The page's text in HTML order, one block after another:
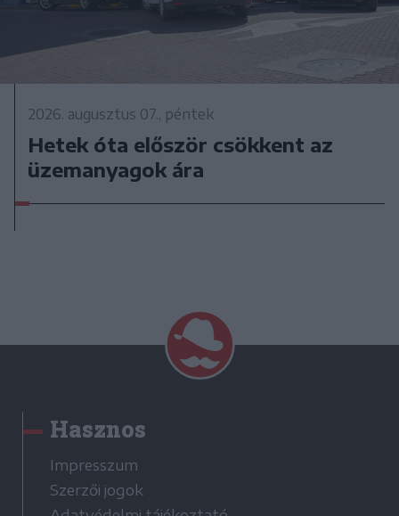
2026. augusztus 07., péntek
Hetek óta először csökkent az
üzemanyagok ára
Hasznos
Impresszum
Szerzői jogok